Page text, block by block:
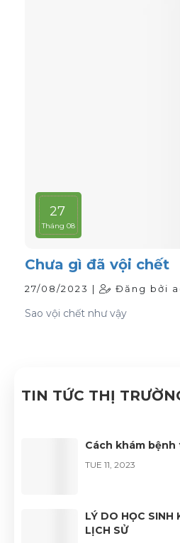
27
Tháng 08
Chưa gì đã vội chết
27/08/2023 | Đăng bởi
Sao vội chết như vậy
TIN TỨC THỊ
Cách khám
TUE 11, 2023
LÝ DO HỌC SINH
LỊCH SỬ